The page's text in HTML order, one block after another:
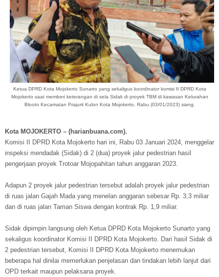
Ketua DPRD Kota Mojokerto Sunarto yang sekaligus koordinator komisi II DPRD Kota
Mojokerto saat memberi keterangan di sela Sidak di proyek TBM di kawasan Kelurahan
Blooto Kecamatan Prajurit Kulon Kota Mojokerto, Rabu (03/01/2023) siang.
Kota MOJOKERTO – (harianbuana.com).
Komisi II DPRD Kota Mojokerto hari ini, Rabu 03 Januari 2024, menggelar
inspeksi mendadak (Sidak) di 2 (dua) proyek jalur pedestrian hasil
pengerjaan proyek Trotoar Mojopahitan tahun anggaran 2023.
Adapun 2 proyek jalur pedestrian tersebut adalah proyek jalur pedestrian
di ruas jalan Gajah Mada yang menelan anggaran sebesar Rp. 3,3 miliar
dan di ruas jalan Taman Siswa dengan kontrak Rp. 1,9 miliar.
Sidak dipimpin langsung oleh Ketua DPRD Kota Mojokerto Sunarto yang
sekaligus koordinator Komisi II DPRD Kota Mojokerto. Dari hasil Sidak di
2 pedestrian tersebut, Komisi II DPRD Kota Mojokerto menemukan
beberapa hal dinilai memerlukan penjelasan dan tindakan lebih lanjut dari
OPD terkait maupun pelaksana proyek.